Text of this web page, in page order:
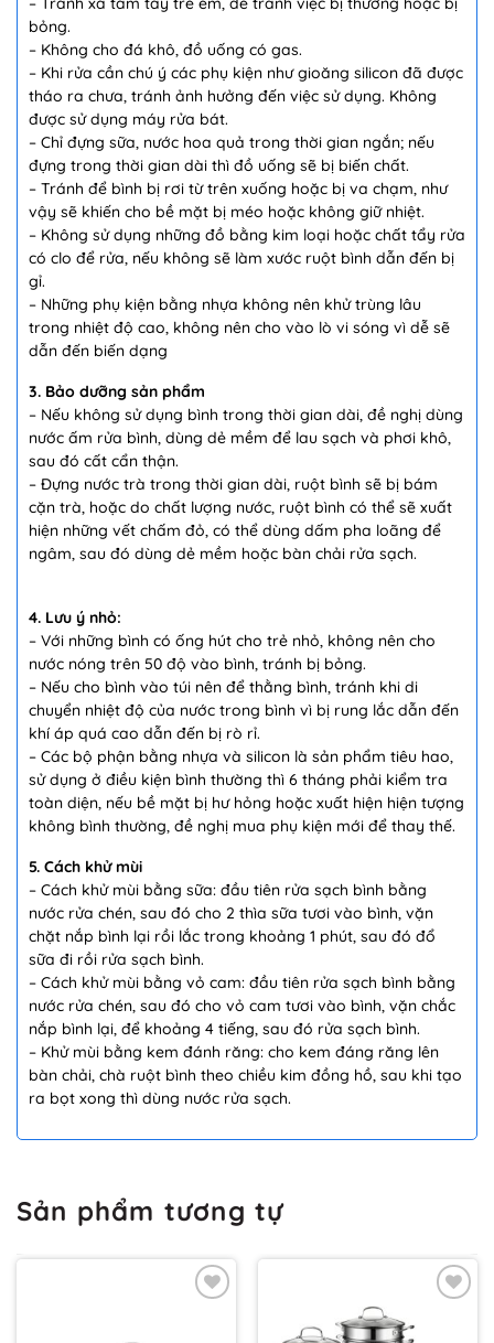
bỏng.
– Không cho đá khô, đồ uống có gas.
– Khi rửa cần chú ý các phụ kiện như gioăng silicon đã được
tháo ra chưa, tránh ảnh hưởng đến việc sử dụng. Không
được sử dụng máy rửa bát.
– Chỉ đựng sữa, nước hoa quả trong thời gian ngắn; nếu
đựng trong thời gian dài thì đồ uống sẽ bị biến chất.
– Tránh để bình bị rơi từ trên xuống hoặc bị va chạm, như
vậy sẽ khiến cho bề mặt bị méo hoặc không giữ nhiệt.
– Không sử dụng những đồ bằng kim loại hoặc chất tẩy rửa
có clo để rửa, nếu không sẽ làm xước ruột bình dẫn đến bị
gỉ.
– Những phụ kiện bằng nhựa không nên khử trùng lâu
trong nhiệt độ cao, không nên cho vào lò vi sóng vì dễ sẽ
dẫn đến biến dạng
3. Bảo dưỡng sản phẩm
– Nếu không sử dụng bình trong thời gian dài, đề nghị dùng
nước ấm rửa bình, dùng dẻ mềm để lau sạch và phơi khô,
sau đó cất cẩn thận.
– Đựng nước trà trong thời gian dài, ruột bình sẽ bị bám
cặn trà, hoặc do chất lượng nước, ruột bình có thể sẽ xuất
hiện những vết chấm đỏ, có thể dùng dấm pha loãng để
ngâm, sau đó dùng dẻ mềm hoặc bàn chải rửa sạch.
4. Lưu ý nhỏ:
– Với những bình có ống hút cho trẻ nhỏ, không nên cho
nước nóng trên 50 độ vào bình, tránh bị bỏng.
– Nếu cho bình vào túi nên để thằng bình, tránh khi di
chuyển nhiệt độ của nước trong bình vì bị rung lắc dẫn đến
khí áp quá cao dẫn đến bị rò rỉ.
– Các bộ phận bằng nhựa và silicon là sản phẩm tiêu hao,
sử dụng ở điều kiện bình thường thì 6 tháng phải kiểm tra
toàn diện, nếu bề mặt bị hư hỏng hoặc xuất hiện hiện tượng
không bình thường, đề nghị mua phụ kiện mới để thay thế.
5. Cách khử mùi
– Cách khử mùi bằng sữa: đầu tiên rửa sạch bình bằng
nước rửa chén, sau đó cho 2 thìa sữa tươi vào bình, vặn
chặt nắp bình lại rồi lắc trong khoảng 1 phút, sau đó đổ
sữa đi rồi rửa sạch bình.
– Cách khử mùi bằng vỏ cam: đầu tiên rửa sạch bình bằng
nước rửa chén, sau đó cho vỏ cam tươi vào bình, vặn chắc
nắp bình lại, để khoảng 4 tiếng, sau đó rửa sạch bình.
– Khử mùi bằng kem đánh răng: cho kem đáng răng lên
bàn chải, chà ruột bình theo chiều kim đồng hồ, sau khi tạo
ra bọt xong thì dùng nước rửa sạch.
Sản phẩm tương tự